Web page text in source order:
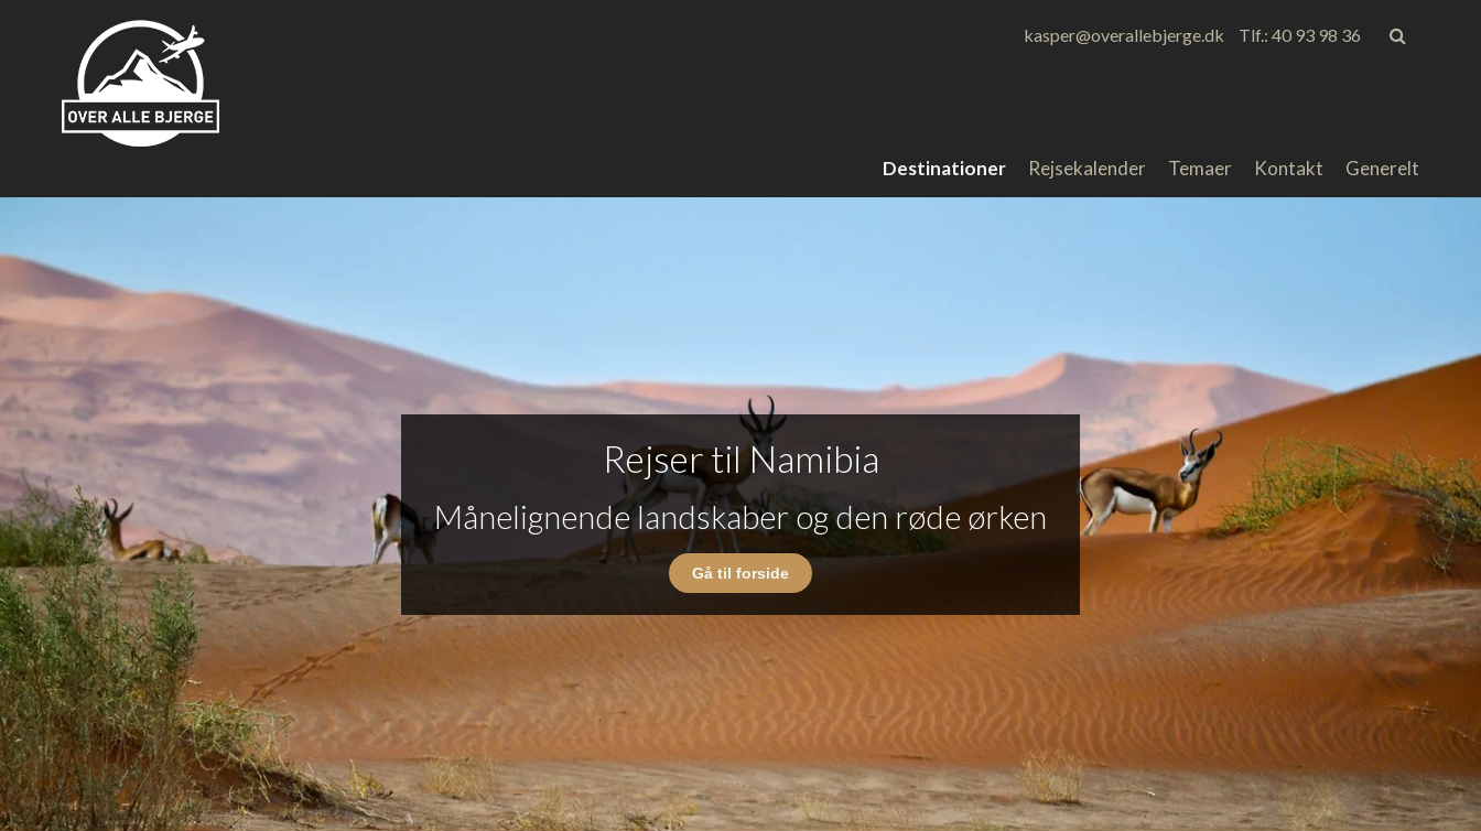
kasper@overallebjerge.dk Tlf.: 40 93 98 36
Destinationer Rejsekalender Temaer Kontakt Generelt
Rejser til Namibia
Månelignende landskaber og den røde ørken
Gå til forside